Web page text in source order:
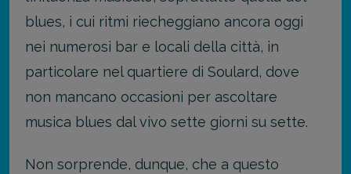
blues, i cui ritmi riecheggiano ancora oggi
nei numerosi bar e locali della città, in
particolare nel quartiere di Soulard, dove
non mancano occasioni per ascoltare
musica blues dal vivo sette giorni su sette.
Non sorprende, dunque, che a questo